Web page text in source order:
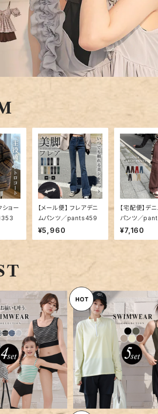
ショー
【メール便】 フレアデニ
ムパンツ／pants459
¥5,960
【宅配便】デ
パンツ／
¥7,160
体型カバー レデ
ラッシュガード
ット／hys3418
【宅配便】水着 体型カ
ィース ハーフジップ ラ
ード キャミキニ レギン
ット／hys3435
¥10,960